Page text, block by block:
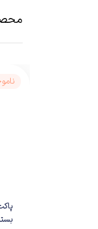
بسته 100